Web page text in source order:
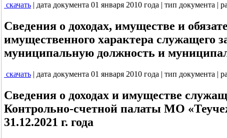
скачать | дата документа 01 января 2010 года | тип документа |
Сведения о доходах, имуществе и
имущественного характера служащего
муниципальную должность и
скачать | дата документа 01 января 2010 года | тип документа |
Сведения о доходах и имуществе
Контрольно-счетной палаты МО
31.12.2021 г. года